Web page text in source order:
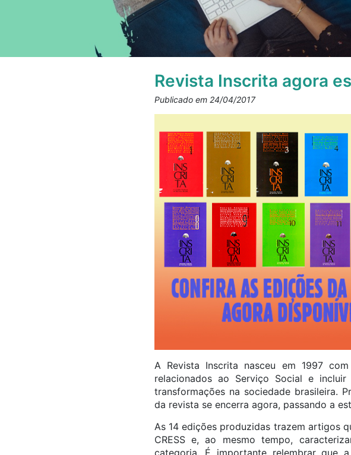
Revista Inscrita agora
Publicado em 24/04/2017
A Revista Inscrita nasceu em 1997
relacionados ao Serviço Social e
transformações na sociedade brasileira.
da revista se encerra agora, passando a
As 14 edições produzidas trazem artigos
CRESS e, ao mesmo tempo,